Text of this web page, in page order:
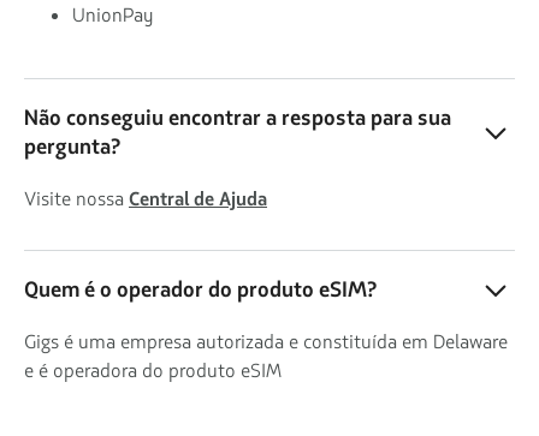
UnionPay
Não conseguiu encontrar a resposta para sua
pergunta?
Visite nossa Central de Ajuda
Quem é o operador do produto eSIM?
Gigs é uma empresa autorizada e constituída em Delaware
e é operadora do produto eSIM